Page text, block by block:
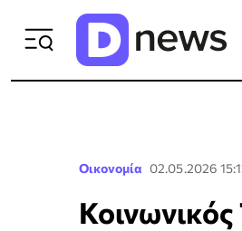
Οικονομία 02.05.2026